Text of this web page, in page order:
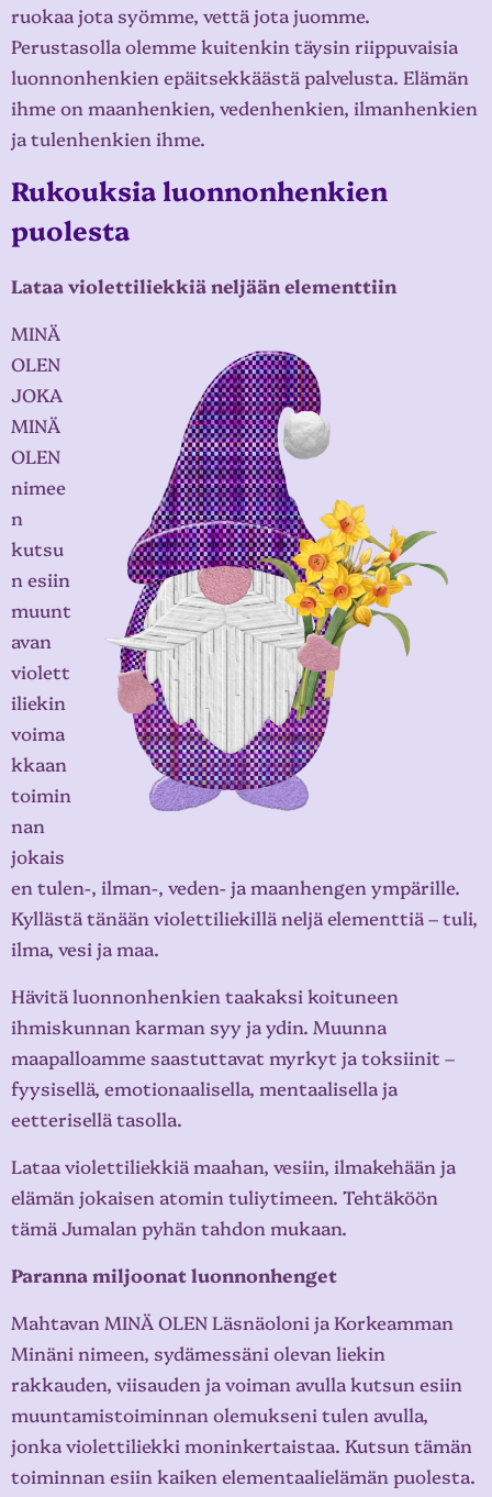
ruokaa jota syömme, vettä jota juomme.
Perustasolla olemme kuitenkin täysin riippuvaisia
luonnonhenkien epäitsekkäästä palvelusta. Elämän
ihme on maanhenkien, vedenhenkien, ilmanhenkien
ja tulenhenkien ihme.
Rukouksia luonnonhenkien
puolesta
Lataa violettiliekkiä neljään elementtiin
MINÄ
OLEN
JOKA
MINÄ
OLEN
nimee
n
kutsu
n esiin
muunt
avan
violett
iliekin
voima
kkaan
toimin
nan
jokais
en tulen-, ilman-, veden- ja maanhengen ympärille.
Kyllästä tänään violettiliekillä neljä elementtiä – tuli,
ilma, vesi ja maa.
Hävitä luonnonhenkien taakaksi koituneen
ihmiskunnan karman syy ja ydin. Muunna
maapalloamme saastuttavat myrkyt ja toksiinit –
fyysisellä, emotionaalisella, mentaalisella ja
eetterisellä tasolla.
Lataa violettiliekkiä maahan, vesiin, ilmakehään ja
elämän jokaisen atomin tuliytimeen. Tehtäköön
tämä Jumalan pyhän tahdon mukaan.
Paranna miljoonat luonnonhenget
Mahtavan MINÄ OLEN Läsnäoloni ja Korkeamman
Minäni nimeen, sydämessäni olevan liekin
rakkauden, viisauden ja voiman avulla kutsun esiin
muuntamistoiminnan olemukseni tulen avulla,
jonka violettiliekki moninkertaistaa. Kutsun tämän
toiminnan esiin kaiken elementaalielämän puolesta.